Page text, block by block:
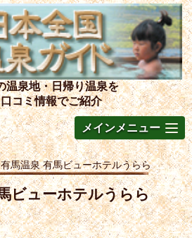
温泉地・日帰り温泉を
コミ情報でご紹介
メインメニュー
有馬温泉 有馬ビューホテルうらら
ビューホテルうらら